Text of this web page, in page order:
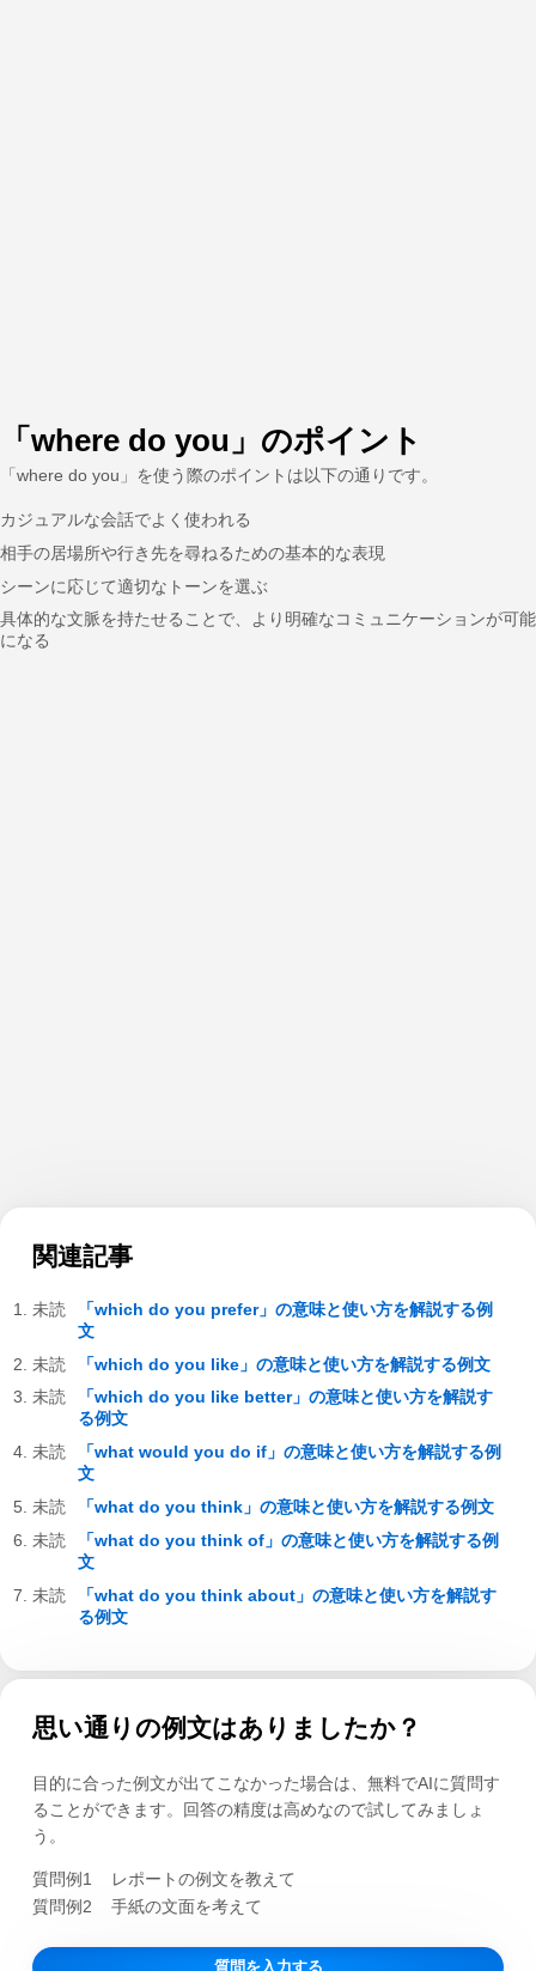
「where do you」のポイント
「where do you」を使う際のポイントは以下の通りです。
カジュアルな会話でよく使われる
相手の居場所や行き先を尋ねるための基本的な表現
シーンに応じて適切なトーンを選ぶ
具体的な文脈を持たせることで、より明確なコミュニケーションが可能
になる
関連記事
「which do you prefer」の意味と使い方を解説する例
文
「which do you like」の意味と使い方を解説する例文
「which do you like better」の意味と使い方を解説す
る例文
「what would you do if」の意味と使い方を解説する例
文
「what do you think」の意味と使い方を解説する例文
「what do you think of」の意味と使い方を解説する例
文
「what do you think about」の意味と使い方を解説す
る例文
思い通りの例文はありましたか？
目的に合った例文が出てこなかった場合は、無料でAIに質問す
ることができます。回答の精度は高めなので試してみましょ
う。
質問例1
レポートの例文を教えて
質問例2
手紙の文面を考えて
質問を入力する